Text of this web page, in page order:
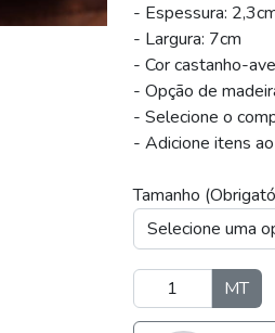
- Espessura:
- Largura: 7cm
- Cor castanho-
- Opção de
- Selecione o
- Adicione itens
Tamanho
MT